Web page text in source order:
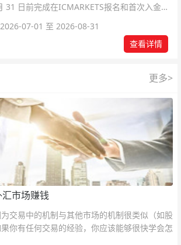
31 日前完成在ICMARKETS报名和首次入金即
07-01 至 2026-08-31
查看详情
更多>
市场赚钱
交易中的机制与其他市场的机制很类似（如股
你有任何交易的经验，你应该能够很快学会怎